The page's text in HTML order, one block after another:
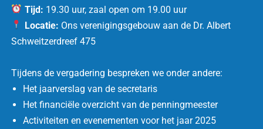
Tijd: 19.30 uur, zaal open om 19.00 uur
Locatie: Ons verenigingsgebouw aan de Dr. Albert
Schweitzerdreef 475
Tijdens de vergadering bespreken we onder andere:
Het jaarverslag van de secretaris
Het financiële overzicht van de penningmeester
Activiteiten en evenementen voor het jaar 2025